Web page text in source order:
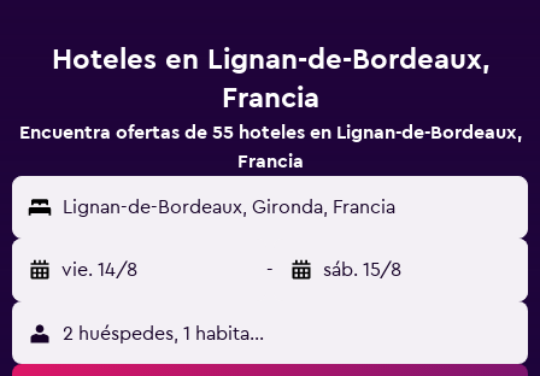
Hoteles en Lignan-de-Bordeaux,
Francia
Encuentra ofertas de 55 hoteles en Lignan-de-Bordeaux,
Francia
Lignan-de-Bordeaux, Gironda, Francia
vie. 14/8 - sáb. 15/8
2 huéspedes, 1 habitación